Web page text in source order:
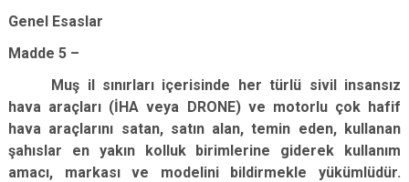
Genel Esaslar
Madde 5 –
Muş il sınırları içerisinde her türlü sivil insansız
hava araçları (İHA veya DRONE) ve motorlu çok hafif
hava araçlarını satan, satın alan, temin eden, kullanan
şahıslar en yakın kolluk birimlerine giderek kullanım
amacı, markası ve modelini bildirmekle yükümlüdür.